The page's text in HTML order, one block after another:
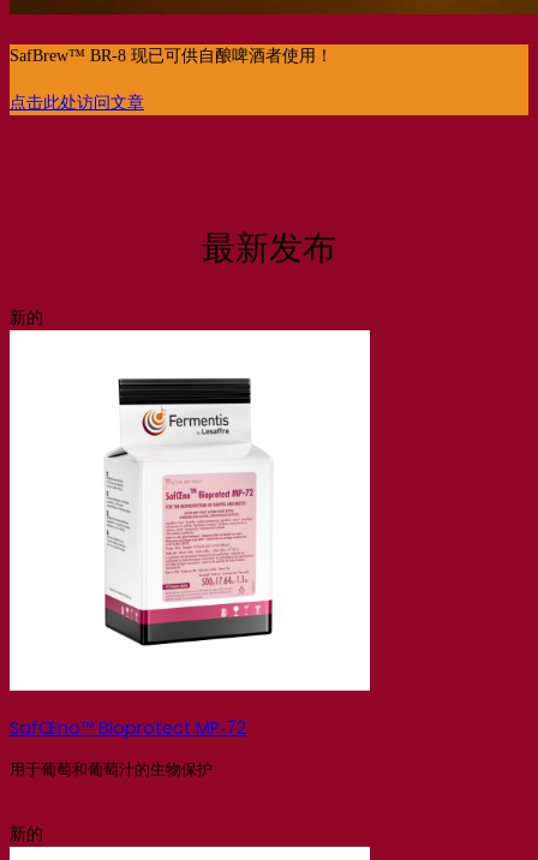
SafBrew™ BR-8 现已可供自酿啤酒者使用！
点击此处访问文章
最新发布
新的
SafŒno™ Bioprotect MP‑72
用于葡萄和葡萄汁的生物保护
新的